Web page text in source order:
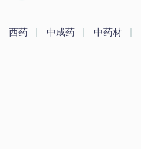
西药 中成药 中药材